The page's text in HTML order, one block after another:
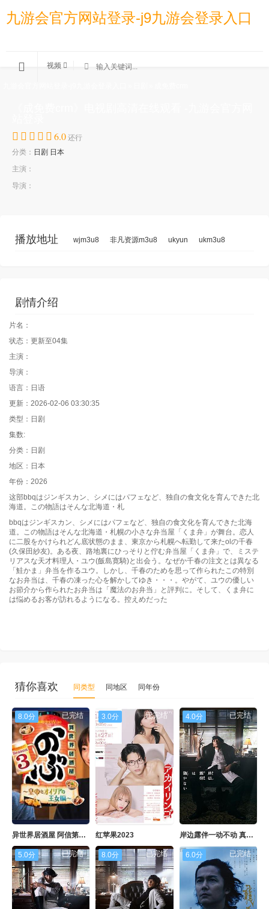
九游会官方网站登录-j9九游会登录入口
视频
6.0 还行
分类： 日剧 日本
主演：
导演：
播放地址 wjm3u8 非凡资源m3u8 ukyun ukm3u8
剧情介绍
片名：
状态：更新至04集
主演：
导演：
语言：日语
更新：2026-02-06 03:30:35
类型：日剧
集数:
分类：日剧
地区：日本
年份：2026
这部bbqはジンギスカン、シメにはパフェなど、独自の食文化を育んできた北
海道。この物語はそんな北海道・札
bbqはジンギスカン、シメにはパフェなど、独自の食文化を育んできた北海
道。この物語はそんな北海道・札幌の小さな弁当屋「くま弁」が舞台。恋人
に二股をかけられどん底状態のまま、東京から札幌へ転勤して来たolの千春
(久保田紗友)。ある夜、路地裏にひっそりと佇む弁当屋「くま弁」で、ミステ
リアスな天才料理人・ユウ(飯島寛騎)と出会う。なぜか千春の注文とは異なる
「鮭かま」弁当を作るユウ。しかし、千春のためを思って作られたこの特別
なお弁当は、千春の凍った心を解かしてゆき・・・。やがて、ユウの優しい
お節介から作られたお弁当は「魔法のお弁当」と評判に。そして、くま弁に
は悩めるお客が訪れるようになる。控えめだった
猜你喜欢 同类型 同地区 同年份
8.0分 已完结
异世界居酒屋 阿信第三季～皇帝与欧利亚的公主篇～
3.0分 已完结
红苹果2023
4.0分 已完结
岸边露伴一动不动 真人剧
5.0分 已完结 8.0分 已完结 6.0分 已完结